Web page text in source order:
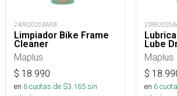
24082026BARB
Limpiador Bike Frame
Cleaner
Maplus
$ 18.990
en 6cuotas de $3.165sin
Lube
Maplus
$
en 6